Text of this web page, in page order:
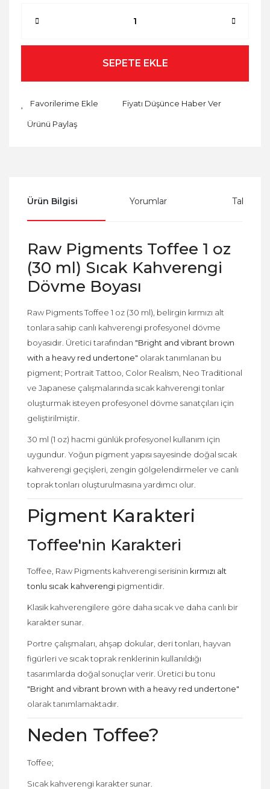
SEPETE EKLE
Fiyatı Düşünce Haber Ver
Ürünü Paylaş
Ürün Bilgisi Yorumlar Taksit
Raw Pigments Toffee 1 oz
(30 ml) Sıcak Kahverengi
Dövme Boyası
Raw Pigments Toffee 1 oz (30 ml), belirgin kırmızı alt
tonlara sahip canlı kahverengi profesyonel dövme
boyasıdır. Üretici tarafından "Bright and vibrant brown
with a heavy red undertone" olarak tanımlanan bu
pigment; Portrait Tattoo, Color Realism, Neo Traditional
ve Japanese çalışmalarında sıcak kahverengi tonlar
oluşturmak isteyen profesyonel dövme sanatçıları için
geliştirilmiştir.
30 ml (1 oz) hacmi günlük profesyonel kullanım için
uygundur. Yoğun pigment yapısı sayesinde doğal sıcak
kahverengi geçişleri, zengin gölgelendirmeler ve canlı
toprak tonları oluşturulmasına yardımcı olur.
Pigment Karakteri
Toffee'nin Karakteri
Toffee, Raw Pigments kahverengi serisinin kırmızı alt
tonlu sıcak kahverengi pigmentidir.
Klasik kahverengilere göre daha sıcak ve daha canlı bir
karakter sunar.
Portre çalışmaları, ahşap dokular, deri tonları, hayvan
figürleri ve sıcak toprak renklerinin kullanıldığı
tasarımlarda doğal sonuçlar verir. Üretici bu tonu
"Bright and vibrant brown with a heavy red undertone"
olarak tanımlamaktadır.
Neden Toffee?
Toffee;
Sıcak kahverengi karakter sunar.